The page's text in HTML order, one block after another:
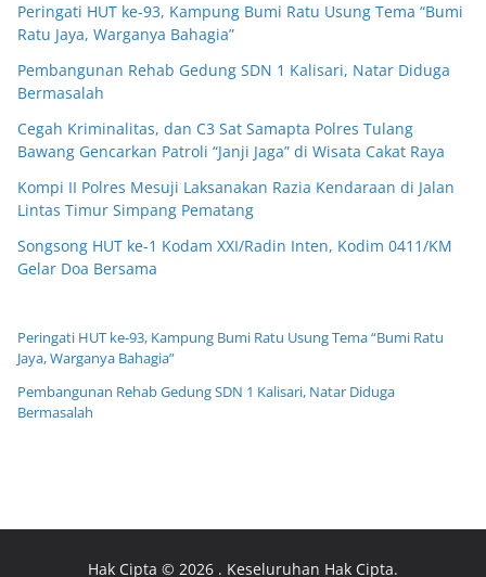
Peringati HUT ke-93, Kampung Bumi Ratu Usung Tema “Bumi
Ratu Jaya, Warganya Bahagia”
Pembangunan Rehab Gedung SDN 1 Kalisari, Natar Diduga
Bermasalah
Cegah Kriminalitas, dan C3 Sat Samapta Polres Tulang
Bawang Gencarkan Patroli “Janji Jaga” di Wisata Cakat Raya
Kompi II Polres Mesuji Laksanakan Razia Kendaraan di Jalan
Lintas Timur Simpang Pematang
Songsong HUT ke-1 Kodam XXI/Radin Inten, Kodim 0411/KM
Gelar Doa Bersama
Peringati HUT ke-93, Kampung Bumi Ratu Usung Tema “Bumi Ratu
Jaya, Warganya Bahagia”
Pembangunan Rehab Gedung SDN 1 Kalisari, Natar Diduga
Bermasalah
Hak Cipta © 2026 . Keseluruhan Hak Cipta.